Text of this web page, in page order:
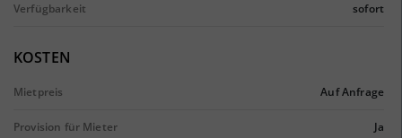
Verfügbarkeit sofort
KOSTEN
Mietpreis Auf Anfrage
Provision für Mieter Ja